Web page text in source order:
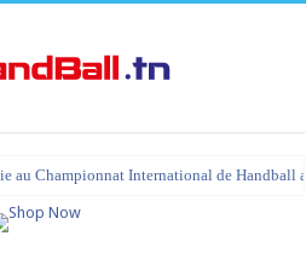
au Championnat International de Handball
2023 : programme et liste des joueurs